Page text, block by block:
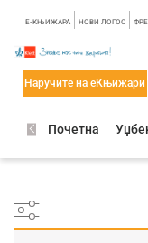
E-КЊИЖАРА НОВИ ЛОГОС
Наручите на еКњижари
Почетна